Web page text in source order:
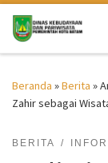
Skip to content
Beranda »Berita »
Zahir sebagai
BERITA